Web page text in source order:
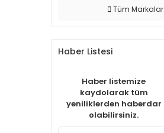
Tüm Markalar
Haber Listesi
Haber listemize
kaydolarak tüm
yeniliklerden haberdar
olabilirsiniz.